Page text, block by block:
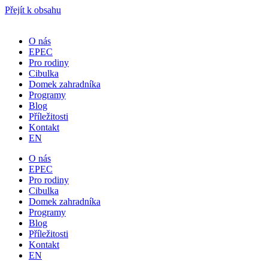
Přejít k obsahu
O nás
EPEC
Pro rodiny
Cibulka
Domek zahradníka
Programy
Blog
Příležitosti
Kontakt
EN
O nás
EPEC
Pro rodiny
Cibulka
Domek zahradníka
Programy
Blog
Příležitosti
Kontakt
EN